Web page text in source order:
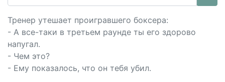
Тренер утешает проигравшего боксера:
- А все-таки в третьем раунде ты его здорово
напугал.
- Чем это?
- Ему показалось, что он тебя убил.